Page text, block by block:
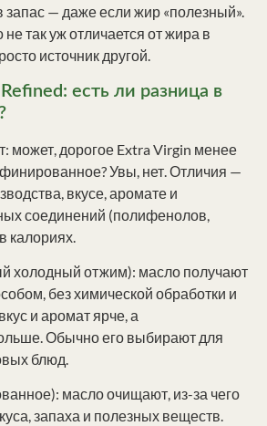
запас — даже если жир «полезный».
так уж отличается от жира в
источник другой.
есть ли разница в
может, дорогое Extra Virgin менее
Увы, нет. Отличия —
вкусе, аромате и
соединений (полифенолов,
калориях.
холодный отжим): масло получают
без химической обработки и
и аромат ярче, а
Обычно его выбирают для
блюд.
масло очищают, из-за чего
запаха и полезных веществ.